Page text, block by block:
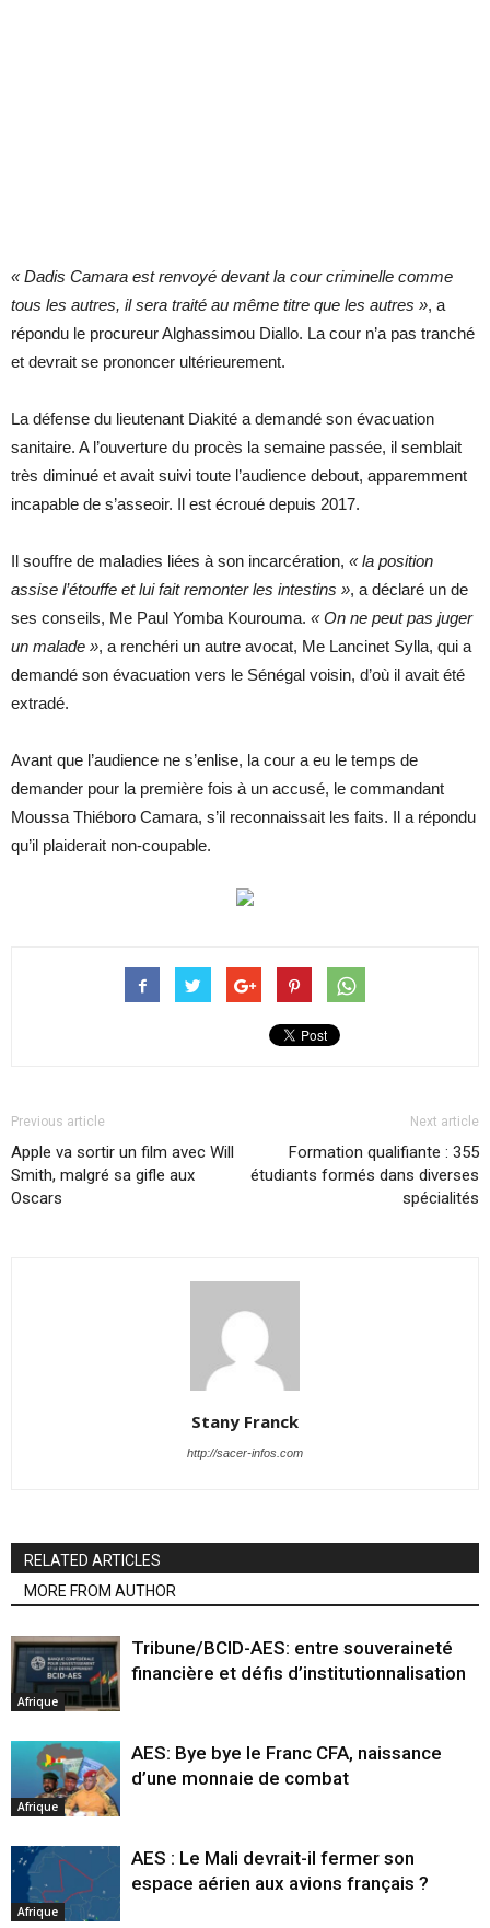
« Dadis Camara est renvoyé devant la cour criminelle comme
tous les autres, il sera traité au même titre que les autres », a
répondu le procureur Alghassimou Diallo. La cour n’a pas tranché
et devrait se prononcer ultérieurement.
La défense du lieutenant Diakité a demandé son évacuation
sanitaire. A l’ouverture du procès la semaine passée, il semblait
très diminué et avait suivi toute l’audience debout, apparemment
incapable de s’asseoir. Il est écroué depuis 2017.
Il souffre de maladies liées à son incarcération, « la position
assise l’étouffe et lui fait remonter les intestins », a déclaré un de
ses conseils, Me Paul Yomba Kourouma. « On ne peut pas juger
un malade », a renchéri un autre avocat, Me Lancinet Sylla, qui a
demandé son évacuation vers le Sénégal voisin, d’où il avait été
extradé.
Avant que l’audience ne s’enlise, la cour a eu le temps de
demander pour la première fois à un accusé, le commandant
Moussa Thiéboro Camara, s’il reconnaissait les faits. Il a répondu
qu’il plaiderait non-coupable.
Previous article
Apple va sortir un film avec Will
Smith, malgré sa gifle aux
Oscars
Next article
Formation qualifiante : 355
étudiants formés dans diverses
spécialités
Stany Franck
http://sacer-infos.com
RELATED ARTICLES
MORE FROM AUTHOR
Afrique
Tribune/BCID-AES: entre souveraineté
financière et défis d’institutionnalisation
Afrique
AES: Bye bye le Franc CFA, naissance
d’une monnaie de combat
Afrique
AES : Le Mali devrait-il fermer son
espace aérien aux avions français ?